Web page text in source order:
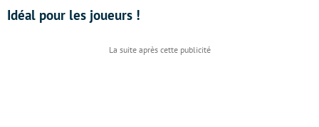
Idéal pour les joueurs !